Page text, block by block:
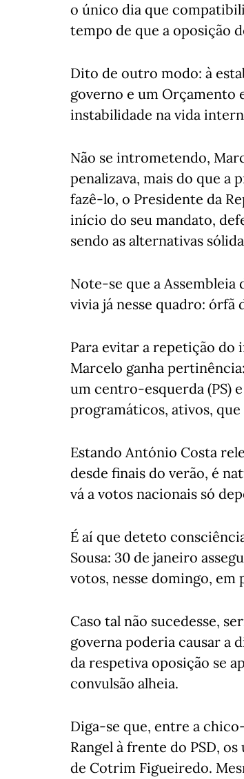
o único dia que
tempo de que a oposição
Dito de outro modo: à
governo e um Orçamento
instabilidade na vida
Não se intrometendo,
penalizava, mais do que a
fazê-lo, o Presidente da
início do seu mandato,
sendo as alternativas
Note-se que a Assembleia
vivia já nesse quadro: órfã
Para evitar a repetição do
Marcelo ganha
um centro-esquerda (PS)
programáticos, ativos, que
Estando António Costa
desde finais do verão, é
vá a votos nacionais só
É aí que deteto
Sousa: 30 de janeiro
votos, nesse domingo, em
Caso tal não sucedesse,
governa poderia causar a
da respetiva oposição se
convulsão alheia.
Diga-se que, entre a
Rangel à frente do PSD,
de Cotrim Figueiredo.